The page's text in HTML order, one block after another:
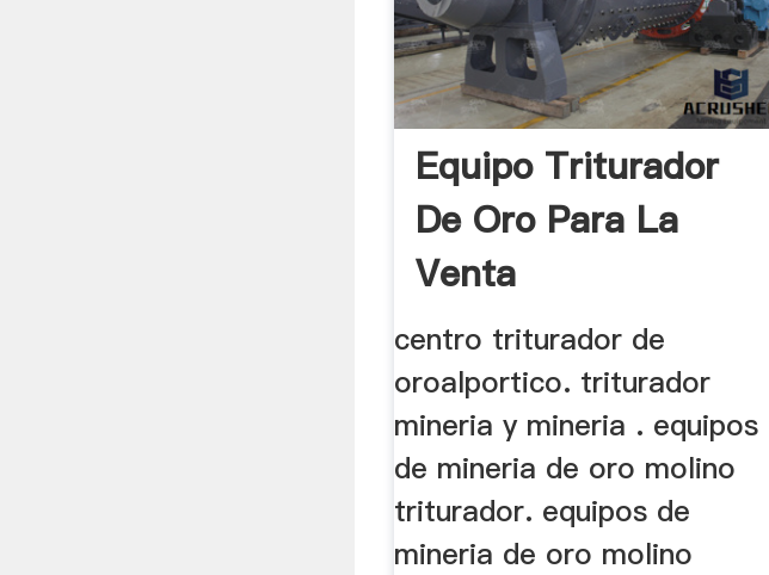
Equipo Triturador
De Oro Para La
Venta
centro triturador de
oroalportico. triturador
mineria y mineria . equipos
de mineria de oro molino
triturador. equipos de
mineria de oro molino